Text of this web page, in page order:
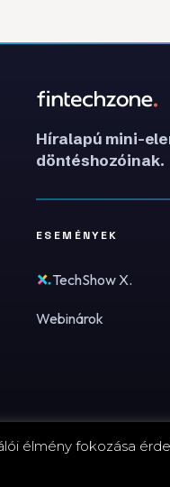
Híralapú mini-
döntéshozóinak.
ESEMÉNYEK
TechShow X.
Webinárok
© 2026 FinTechZone.hu
élmény fokozása